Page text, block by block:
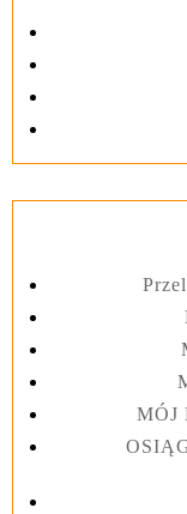
MÓJ